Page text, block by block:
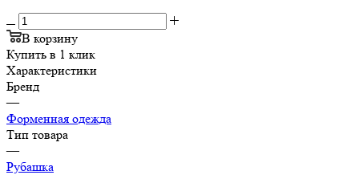
В корзину
Купить в 1 клик
Характеристики
Бренд
—
Форменная одежда
Тип товара
—
Рубашка